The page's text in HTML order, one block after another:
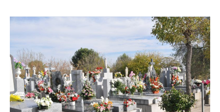
El
cementerio
Coslada
amplía
su
horario